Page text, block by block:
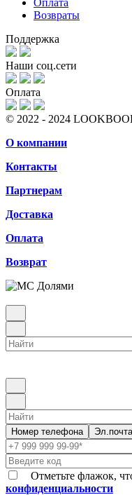
Оплата
Возвраты
Поддержка
Наши соц.сети
Оплата
© 2022 - 2024
О компании
Контакты
Партнерам
Доставка
Оплата
Возврат
Номер телефона Эл.почта
Отметьте флажок,
конфиденциальности